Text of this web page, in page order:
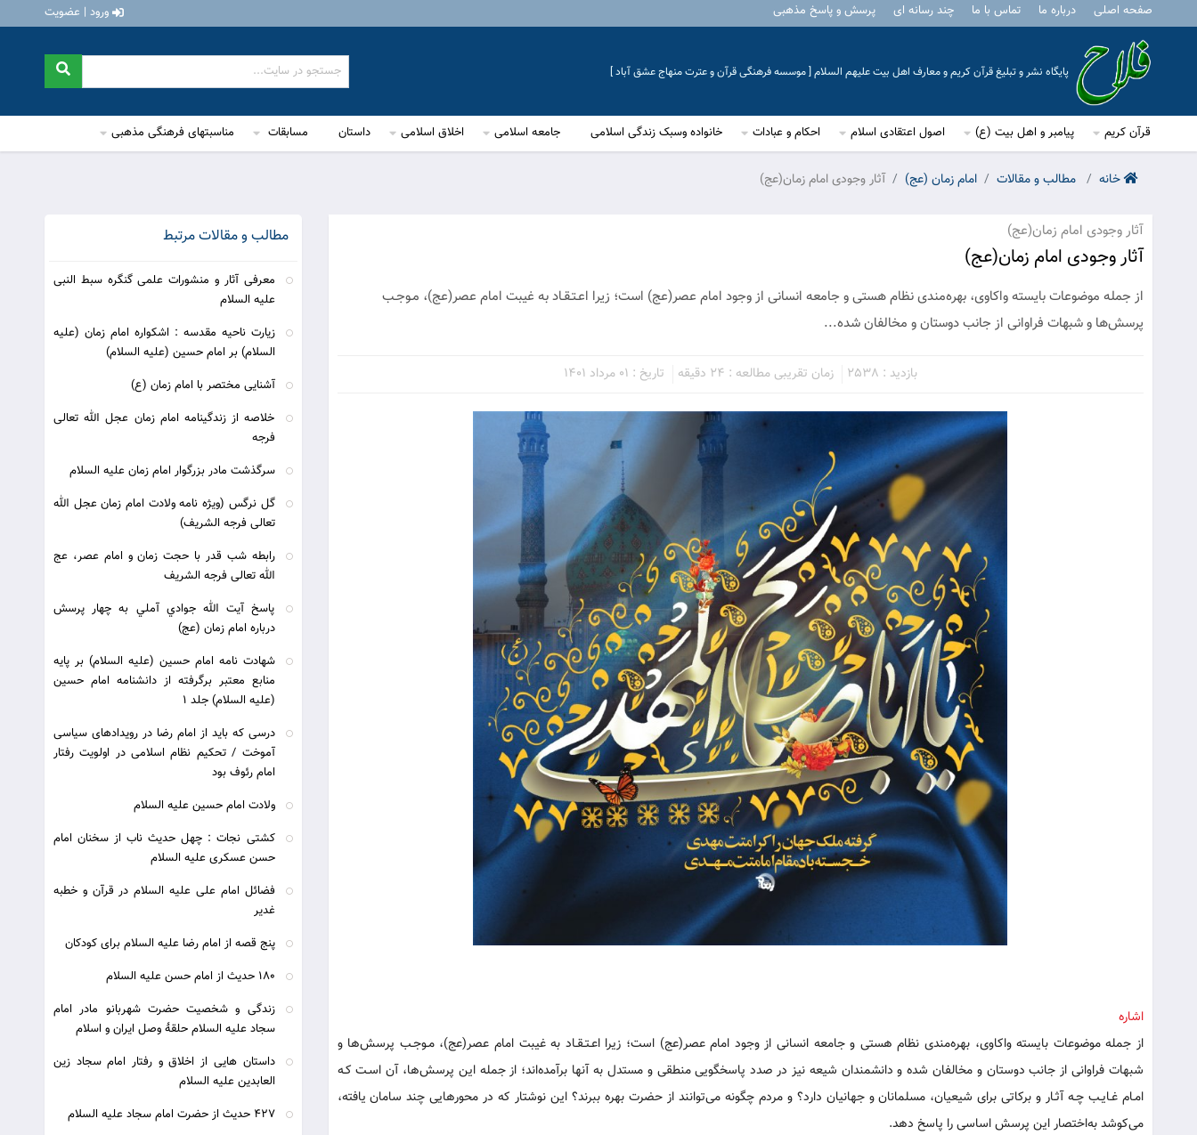
صفحه اصلی درباره ما تماس با ما چند رسانه ای پرسش و پاسخ مذهبی ورود | عضویت
پایگاه نشر و تبلیغ قرآن کریم و معارف اهل بیت علیهم السلام [ موسسه فرهنگی قرآن و عترت منهاج عشق آباد ]
قرآن کریم پیامبر و اهل بیت (ع) اصول اعتقادی اسلام احکام و عبادات خانواده وسبک زندگی اسلامی جامعه اسلامی اخلاق اسلامی داستان مسابقات مناسبتهای فرهنگی مذهبی
خانه مطالب و مقالات امام زمان (عج) آثار وجودی امام زمان(عج)
آثار وجودی امام زمان(عج)
آثار وجودی امام زمان(عج)
از جمله موضوعات بایسته واکاوی، بهره‌مندی نظام هستی و جامعه انسانی از وجود امام عصر(عج) است؛ زیرا اعـتـقـاد به غیبت امام عصر(عج)‌، مـوجـب
پرسش‌ها و شبهات فراوانی از جانب دوستان و مخالفان شده...
بازدید : 2538 زمان تقریبی مطالعه : 24 دقیقه تاریخ : 01 مرداد 1401
اشاره
از جمله موضوعات بایسته واکاوی، بهره‌مندی نظام هستی و جامعه انسانی از وجود امام عصر(عج) است؛ زیرا اعـتـقـاد به غیبت امام عصر(عج)‌، مـوجـب پرسش‌ها و
شبهات فراوانی از جانب دوستان و مخالفان شده و دانشمندان شیعه نیز در صدد پاسخگویی منطقی و مستدل به آنها برآمده‌اند؛ از جمله این پرسش‌ها‌، آن اسـت کـه
امـام غـایـب چـه آثـار و برکاتی برای شیعیان‌، مسلمانان و جهانیان دارد؟ و مردم چگونه می‌توانند از حضرت بهره ببرند؟ این نوشتار که در محورهایی چند سامان یافته،
می‌کوشد به‌اختصار این پرسش اساسی را پاسخ دهد.
مطالب و مقالات مرتبط
معرفی آثار و منشورات علمی گنگره سبط النبی
علیه السلام
زیارت ناحیه مقدسه : اشکواره امام زمان (علیه
السلام) بر امام حسین (علیه السلام)
آشنایی مختصر با امام زمان (ع)
خلاصه از زندگینامه امام زمان عجل الله تعالی
فرجه
سرگذشت مادر بزرگوار امام زمان علیه السلام
گل نرگس (ویژه نامه ولادت امام زمان عجل الله
تعالی فرجه الشریف)
رابطه شب قدر با حجت زمان و امام عصر، عج
الله تعالی فرجه الشریف
پاسخ آيت الله جوادي آملي به چهار پرسش
درباره امام زمان (عج)
شهادت نامه امام حسين (علیه السلام) بر پايه
منابع معتبر برگرفته از دانشنامه امام حسين
(علیه السلام) جلد 1
درسی که باید از امام رضا در رویدادهای سیاسی
آموخت / تحکیم نظام اسلامی در اولویت رفتار
امام رئوف بود
ولادت امام حسین علیه السلام
کشتی نجات : چهل حدیث ناب از سخنان امام
حسن عسکری علیه السلام
فضائل امام علی علیه السلام در قرآن و خطبه
غدیر
پنج قصه از امام رضا علیه السلام برای کودکان
180 حديث از امام حسن عليه السلام
زندگی و شخصیت حضرت شهربانو مادر امام
سجاد علیه السلام حلقۀ وصل ایران و اسلام
داستان هایی از اخلاق و رفتار امام سجاد زین
العابدین علیه السلام
427 حديث از حضرت امام سجاد عليه السلام